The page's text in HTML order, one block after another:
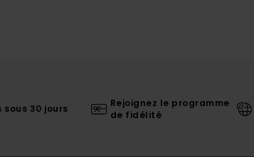
sous 30 jours
Rejoignez le programme
de fidélité